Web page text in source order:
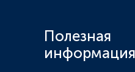
Полезная
информация